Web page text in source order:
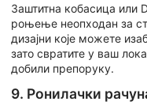
Заштитна кобасица или
роњење неопходан за
дизајни које можете
зато свратите у ваш
добили препоруку.
9. Ронилачки